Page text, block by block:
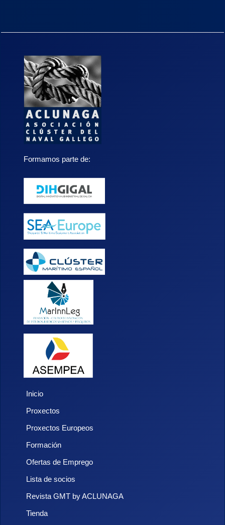
Formamos parte de:
Inicio
Proxectos
Proxectos Europeos
Formación
Ofertas de Emprego
Lista de socios
Revista GMT by ACLUNAGA
Tienda